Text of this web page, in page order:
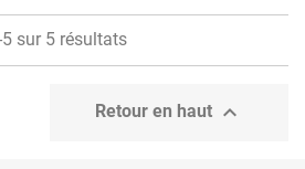
5 sur 5 résultats
Retour en haut 